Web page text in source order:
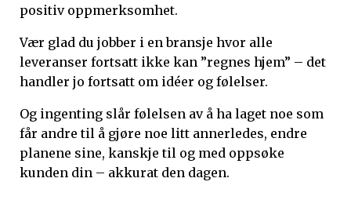
positiv oppmerksomhet.
Vær glad du jobber i en bransje hvor alle
leveranser fortsatt ikke kan ”regnes hjem” – det
handler jo fortsatt om idéer og følelser.
Og ingenting slår følelsen av å ha laget noe som
får andre til å gjøre noe litt annerledes, endre
planene sine, kanskje til og med oppsøke
kunden din – akkurat den dagen.